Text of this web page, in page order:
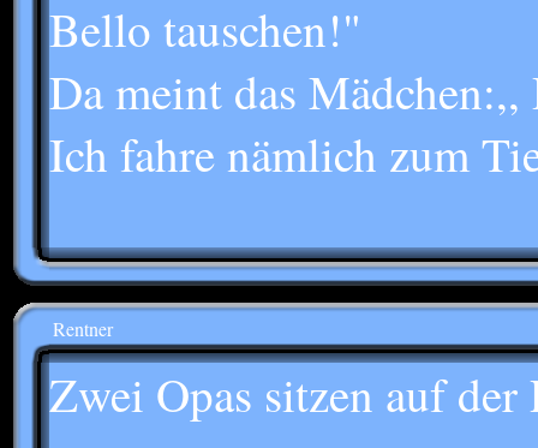
Bello tauschen!"
Da meint das
Ich fahre nämlich zum
Rentner
Zwei Opas sitzen auf der